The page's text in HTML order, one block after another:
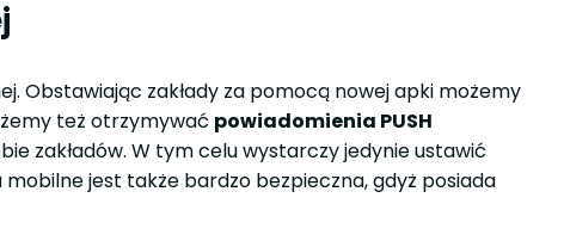
Obstawiając zakłady za pomocą nowej apki możemy
też otrzymywać powiadomienia PUSH
zakładów. W tym celu wystarczy jedynie ustawić
mobilne jest także bardzo bezpieczna, gdyż posiada